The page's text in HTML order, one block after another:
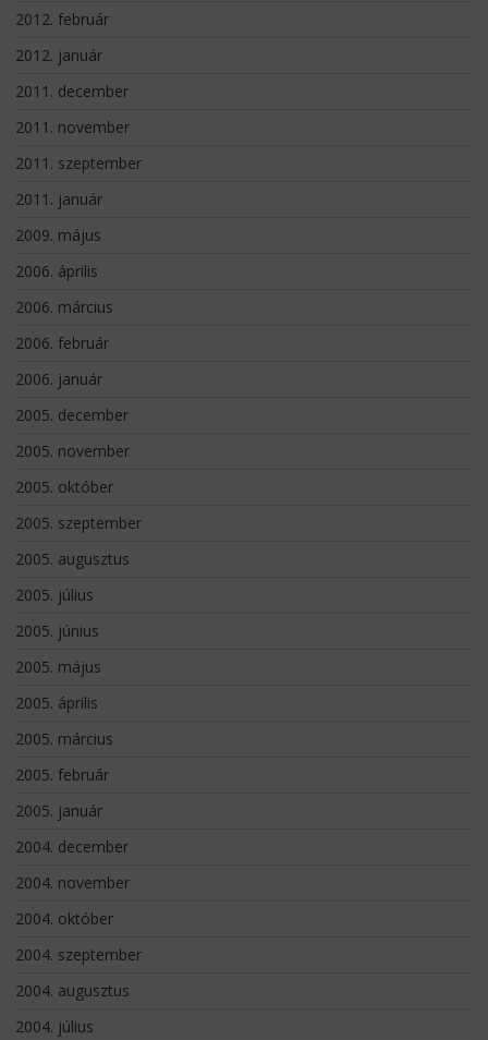
2012. február
2012. január
2011. december
2011. november
2011. szeptember
2011. január
2009. május
2006. április
2006. március
2006. február
2006. január
2005. december
2005. november
2005. október
2005. szeptember
2005. augusztus
2005. július
2005. június
2005. május
2005. április
2005. március
2005. február
2005. január
2004. december
2004. november
2004. október
2004. szeptember
2004. augusztus
2004. július